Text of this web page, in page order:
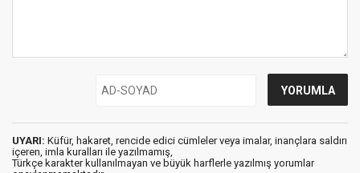
UYARI: Küfür, hakaret, rencide edici cümleler veya imalar, inançlara saldırı
içeren, imla kuralları ile yazılmamış,
Türkçe karakter kullanılmayan ve büyük harflerle yazılmış yorumlar